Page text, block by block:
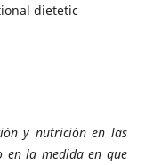
dietetic
y nutrición en las
en la medida en que